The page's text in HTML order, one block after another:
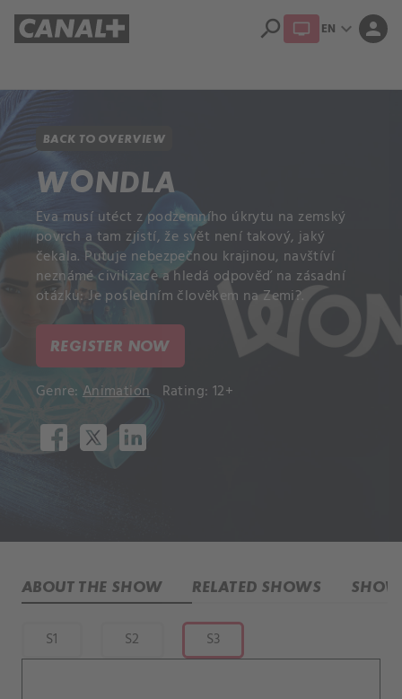
search EN expand_more person
BACK TO OVERVIEW
WONDLA
Eva musí utéct z podzemního úkrytu na zemský
povrch a tam zjistí, že svět není takový, jaký
čekala. Putuje nebezpečnou krajinou, navštíví
neznámé civilizace a hledá odpověď na zásadní
otázku: Je posledním člověkem na Zemi?.
REGISTER NOW
Genre: Animation Rating: 12+
ABOUT THE SHOW RELATED SHOWS
S1 S2 S3